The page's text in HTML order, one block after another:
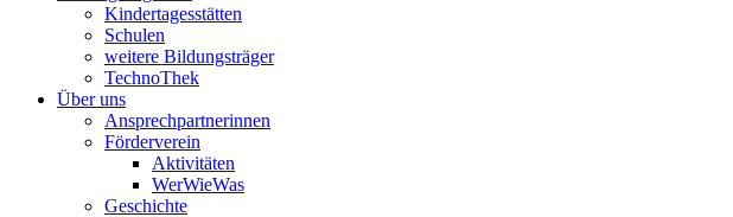
Kindertagesstätten
Schulen
weitere Bildungsträger
TechnoThek
Über uns
Ansprechpartnerinnen
Förderverein
Aktivitäten
WerWieWas
Geschichte